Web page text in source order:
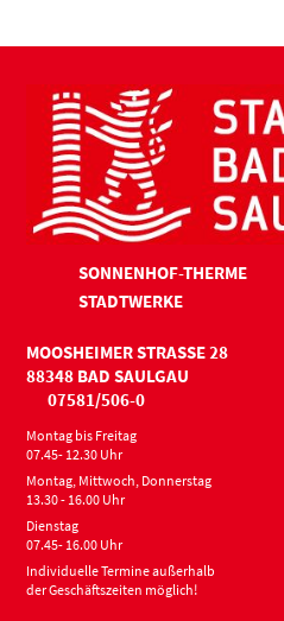
SONNENHOF-THERME
STADTWERKE
MOOSHEIMER STRASSE 28
88348 BAD SAULGAU
07581/506-0
Montag bis Freitag
07.45- 12.30 Uhr
Montag, Mittwoch, Donnerstag
13.30 - 16.00 Uhr
Dienstag
07.45- 16.00 Uhr
Individuelle Termine außerhalb
der Geschäftszeiten möglich!